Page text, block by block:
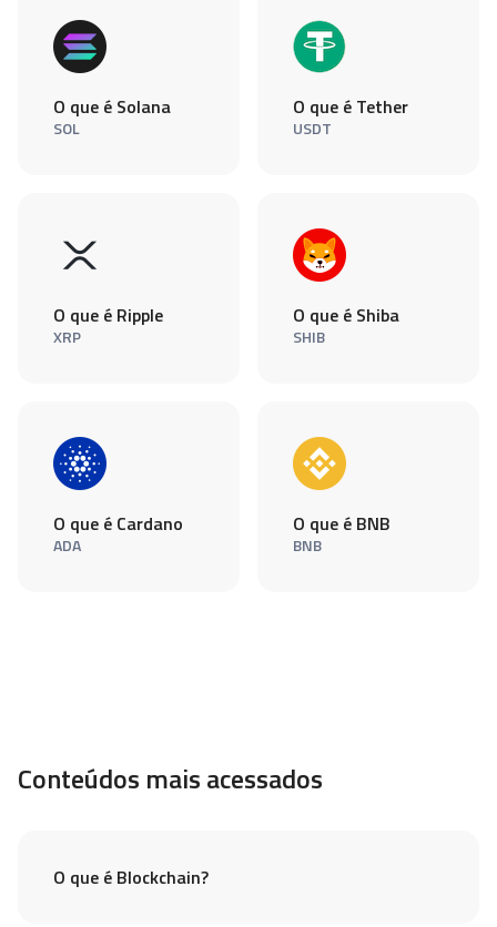
O que é Solana
SOL
O que é Tether
USDT
O que é Ripple
XRP
O que é Shiba
SHIB
O que é Cardano
ADA
O que é BNB
BNB
Conteúdos mais acessados
O que é Blockchain?